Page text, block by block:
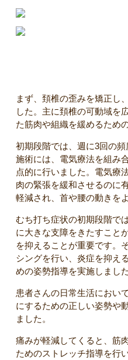
まず、頚椎の歪みを矯正し
した。主に頚椎の可動域を
た筋肉や組織を緩めるため
初期段階では、週に3回の頻
施術には、電気療法を組み
点的に行いました。電気療
肉の緊張を緩和させるのに
軽減され、首や腰の動きを
むち打ち症状の初期段階で
に大きな支障をきたすこと
を抑えることが重要です。
シングを行い、炎症を抑え
めの姿勢指導を実施しました
患者さんの日常生活におい
にするための正しい姿勢や
ました。
痛みが軽減してくると、筋
ためのストレッチ指導を行